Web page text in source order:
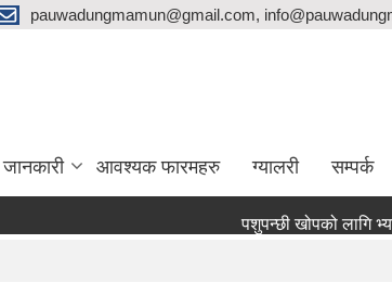
pauwadungmamun@gmail.com,
आवश्यक फारमहरु ग्यालरी सम्पर्क
पशुपन्छी खोपको लागि